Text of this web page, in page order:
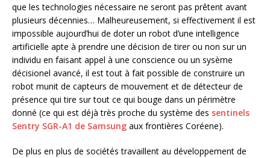
que les technologies nécessaire ne seront pas prêtent avant
plusieurs décennies… Malheureusement, si effectivement il est
impossible aujourd’hui de doter un robot d’une intelligence
artificielle apte à prendre une décision de tirer ou non sur un
individu en faisant appel à une conscience ou un sysème
décisionel avancé, il est tout à fait possible de construire un
robot munit de capteurs de mouvement et de détecteur de
présence qui tire sur tout ce qui bouge dans un périmètre
donné (ce qui est déjà très proche du système des sentinels
Sentry SGR-A1 de Samsung aux frontières Coréene).
De plus en plus de sociétés travaillent au développement de